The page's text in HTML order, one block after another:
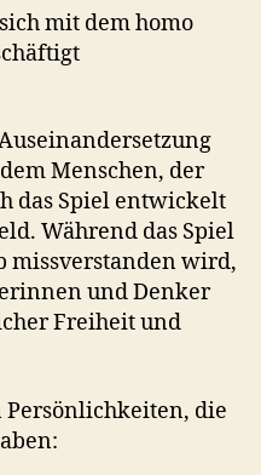
mit dem homo
Menschen, der
das Spiel entwickelt
Während das Spiel
missverstanden wird,
und Denker
Freiheit und
die